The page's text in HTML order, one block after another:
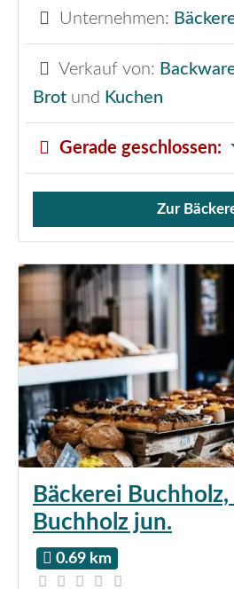
Unternehmen:
Verkauf von:
Brot und Kuchen
Gerade geschlossen:
Verkauf von Brötchen,
Zur
Bäckerei
Buchholz jun.
0.69 km